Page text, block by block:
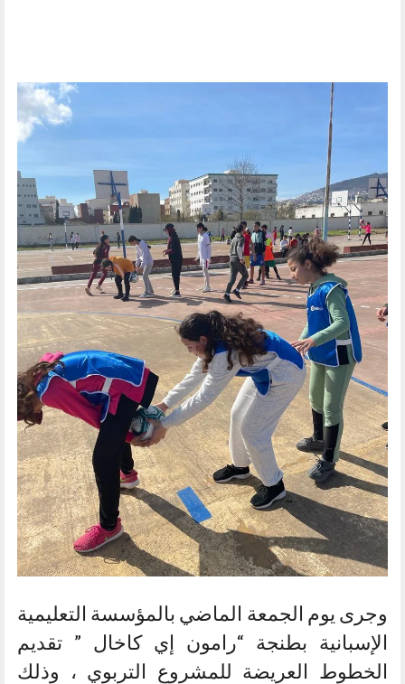
وجرى يوم الجمعة الماضي بالمؤسسة التعليمية
الإسبانية بطنجة “رامون إي كاخال ” تقديم
الخطوط العريضة للمشروع التربوي ، وذلك